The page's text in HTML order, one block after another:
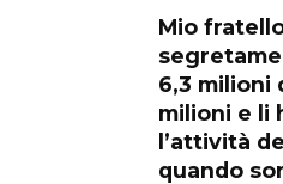
Mio
6,3 milioni
milioni e li
l’attività
quando